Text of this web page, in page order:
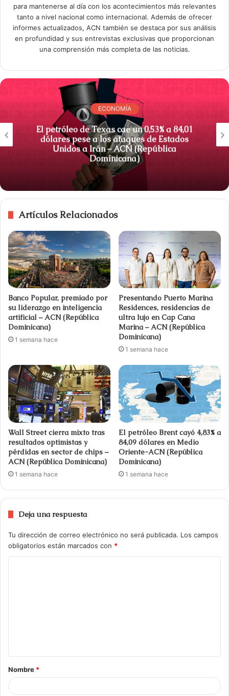
para mantenerse al día con los acontecimientos más relevantes
tanto a nivel nacional como internacional. Además de ofrecer
informes actualizados, ACN también se destaca por sus análisis
en profundidad y sus entrevistas exclusivas que proporcionan
una comprensión más completa de las noticias.
ECONOMÍA
El petróleo de Texas cae un 0,53% a 84,01
dólares pese a los ataques de Estados
Unidos a Irán – ACN (República
Dominicana)
Artículos Relacionados
Banco Popular, premiado por
su liderazgo en inteligencia
artificial – ACN (República
Dominicana)
1 semana hace
Presentando Puerto Marina
Residences, residencias de
ultra lujo en Cap Cana
Marina – ACN (República
Dominicana)
1 semana hace
Wall Street cierra mixto tras
resultados optimistas y
pérdidas en sector de chips –
ACN (República Dominicana)
1 semana hace
El petróleo Brent cayó 4,83% a
84,09 dólares en Medio
Oriente-ACN (República
Dominicana)
1 semana hace
Deja una respuesta
Tu dirección de correo electrónico no será publicada. Los campos
obligatorios están marcados con *
Nombre *